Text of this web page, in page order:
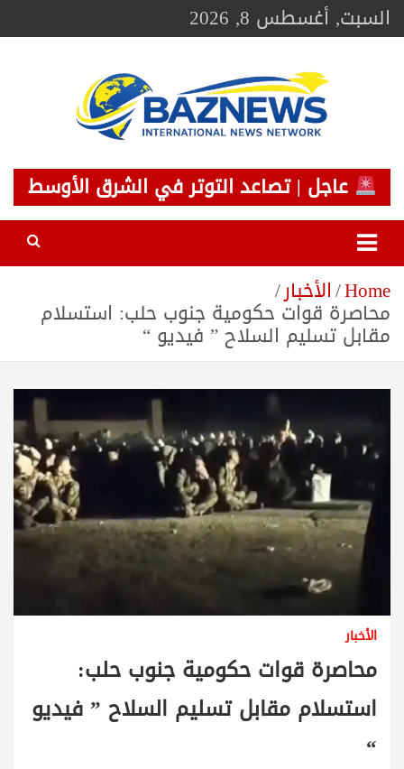
Skip
toالسبت, أغسطس 8, 2026
BAZNEWS
شبكة باز الإخبارية
عاجل | تصاعد التوتر في الشرق الأوسط
Home الأخبار
محاصرة قوات حكومية جنوب حلب: استسلام
مقابل تسليم السلاح ” فيديو “
الأخبار
محاصرة قوات حكومية جنوب حلب:
استسلام مقابل تسليم السلاح ” فيديو
“